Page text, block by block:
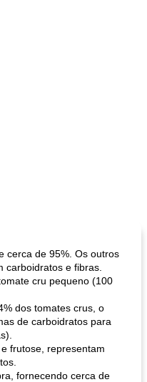
cerca de 95%. Os outros
carboidratos e fibras.
cru pequeno (100
dos tomates crus, o
de carboidratos para
frutose, representam
fornecendo cerca de